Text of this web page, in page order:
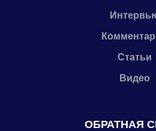
Статьи
Видео
ОБРАТНАЯ